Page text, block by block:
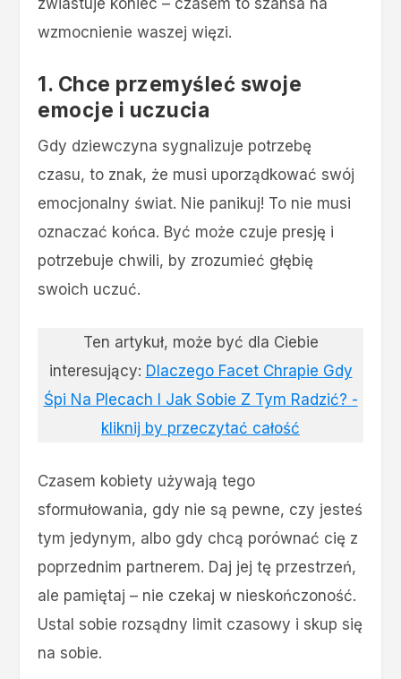
wzmocnienie waszej więzi.
1. Chce przemyśleć swoje
emocje i uczucia
Gdy dziewczyna sygnalizuje potrzebę
czasu, to znak, że musi uporządkować swój
emocjonalny świat. Nie panikuj! To nie musi
oznaczać końca. Być może czuje presję i
potrzebuje chwili, by zrozumieć głębię
swoich uczuć.
Ten artykuł, może być dla Ciebie
interesujący: Dlaczego Facet Chrapie Gdy
Śpi Na Plecach I Jak Sobie Z Tym Radzić? -
kliknij by przeczytać całość
Czasem kobiety używają tego
sformułowania, gdy nie są pewne, czy jesteś
tym jedynym, albo gdy chcą porównać cię z
poprzednim partnerem. Daj jej tę przestrzeń,
ale pamiętaj – nie czekaj w nieskończoność.
Ustal sobie rozsądny limit czasowy i skup się
na sobie.